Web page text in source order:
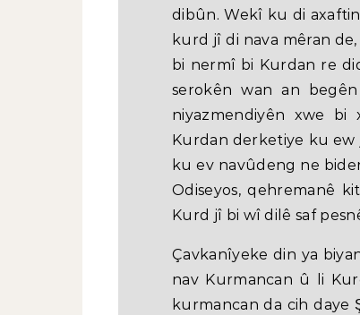
dibûn. Wekî ku di
kurd jî di nava mêran
bi nermî bi Kurdan re
serokên wan an
niyazmendiyên xwe bi
Kurdan derketiye ku ew
ku ev navûdeng ne
Odiseyos, qehremanê
Kurd jî bi wî dilê saf
Çavkanîyeke din ya
nav Kurmancan û li
kurmancan da cih daye